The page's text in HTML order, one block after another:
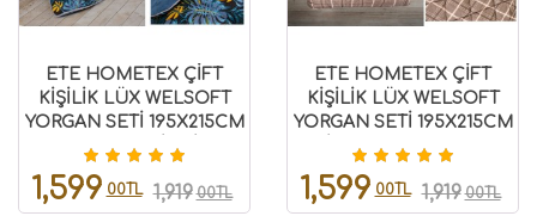
ETE HOMETEX ÇİFT
KİŞİLİK LÜX WELSOFT
YORGAN SETİ 195X215CM
MONESTERA İNDİGO
8696474231953
1,599 00TL 1,919 00TL
ETE HOMETEX ÇİFT
KİŞİLİK LÜX WELSOFT
YORGAN SETİ 195X215CM
SAFİR BEJ 8696474231947
1,599 00TL 1,919 00TL